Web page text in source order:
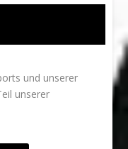
und unserer
unserer